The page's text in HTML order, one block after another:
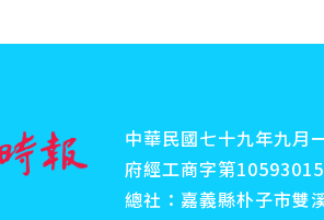
中華民國七十九年九月
府經工商字第
總社：嘉義縣朴子市